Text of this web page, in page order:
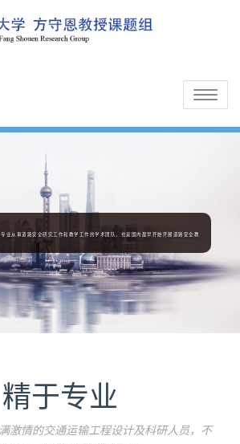
Toggle
业从事道路安全研究工作和教学工作的学术团队，也是国内最早开始开展道路安全教
精于专业
激情的交通运输工程设计及科研人员，不